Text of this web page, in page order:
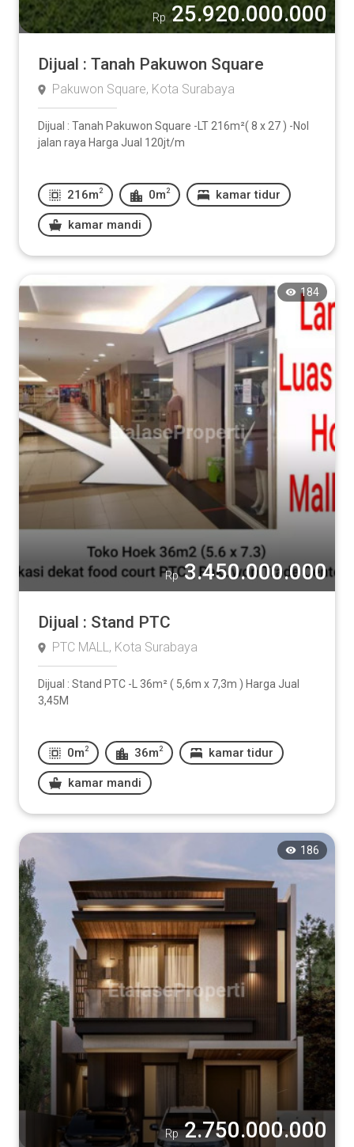
Rp 25.920.000.000
Dijual : Tanah Pakuwon Square
Pakuwon Square, Kota Surabaya
Dijual : Tanah Pakuwon Square -LT 216m²( 8 x 27 ) -Nol
jalan raya Harga Jual 120jt/m
216m 2 0m 2 kamar tidur
kamar mandi
184
Rp 3.450.000.000
Dijual : Stand PTC
PTC MALL, Kota Surabaya
Dijual : Stand PTC -L 36m² ( 5,6m x 7,3m ) Harga Jual
3,45M
0m 2 36m 2 kamar tidur
kamar mandi
186
Rp 2.750.000.000